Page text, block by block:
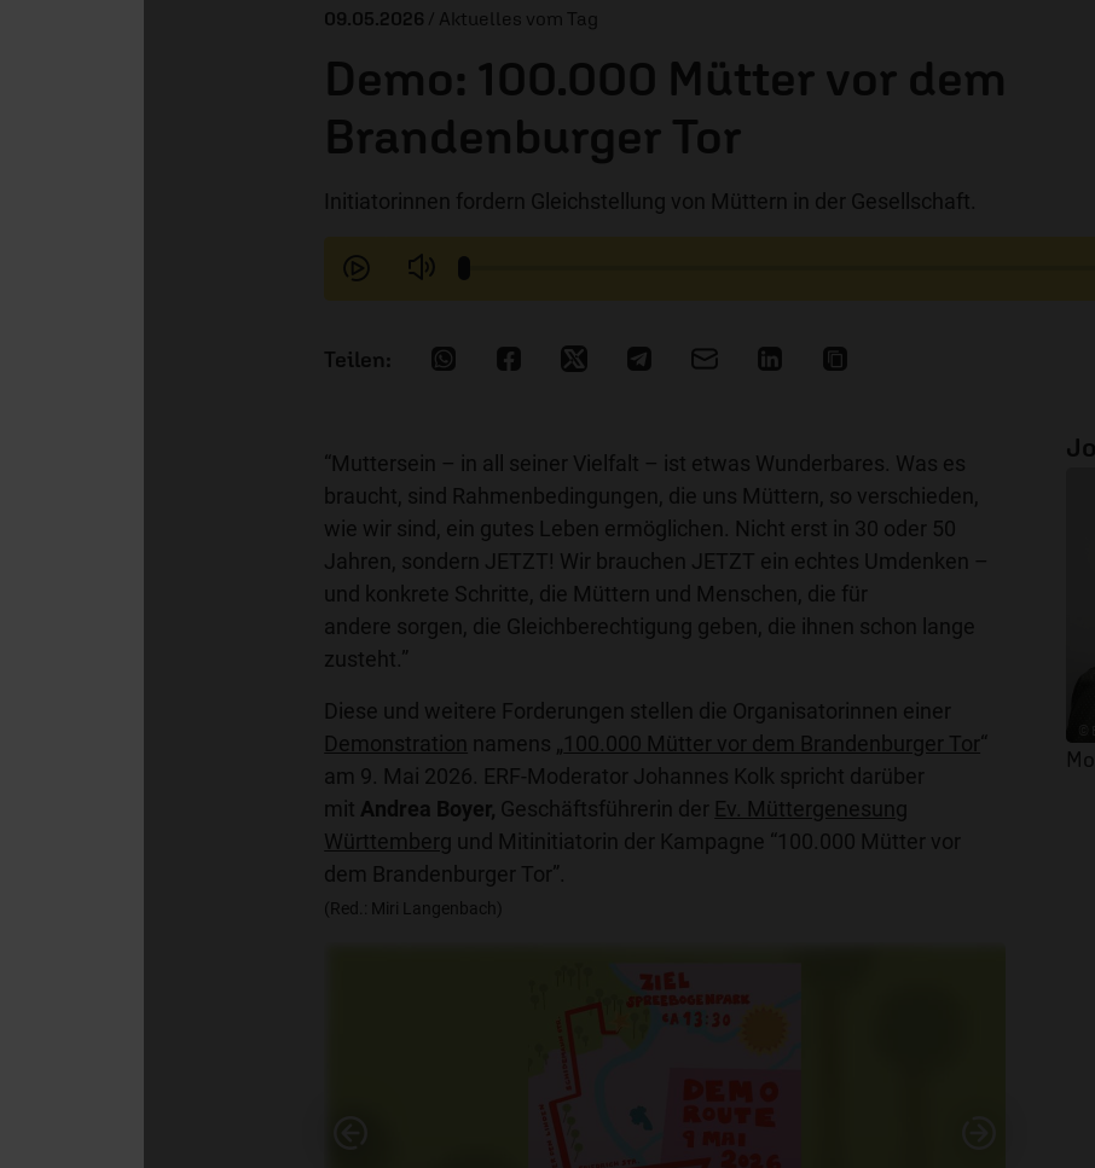
09.05.2026 / Aktuelles vom Tag
Demo: 100.000 Mütter vor dem
Brandenburger Tor
Initiatorinnen fordern Gleichstellung von Müttern in der Gesellschaft.
“Muttersein – in all seiner Vielfalt – ist etwas Wunderbares. Was es
braucht, sind Rahmenbedingungen, die uns Müttern, so verschieden,
wie wir sind, ein gutes Leben ermöglichen. Nicht erst in 30 oder 50
Jahren, sondern JETZT! Wir brauchen JETZT ein echtes Umdenken –
und konkrete Schritte, die Müttern und Menschen, die für
andere sorgen, die Gleichberechtigung geben, die ihnen schon lange
zusteht.”
Diese und weitere Forderungen stellen die Organisatorinnen einer
Demonstration namens „100.000 Mütter vor dem Brandenburger Tor“
am 9. Mai 2026. ERF-Moderator Johannes Kolk spricht darüber
mit Andrea Boyer, Geschäftsführerin der Ev. Müttergenesung
Württemberg und Mitinitiatorin der Kampagne “100.000 Mütter vor
dem Brandenburger Tor”.
(Red.: Miri Langenbach)